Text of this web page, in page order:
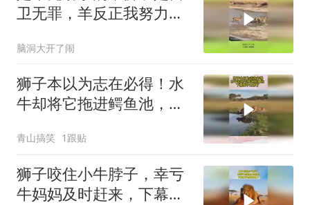
卫无罪，羊反正我努力过
脑洞大开了闹
狮子本以为志在必得！水
牛却将它拖进鳄鱼池，下
青山搞笑 1跟贴
狮子咬住小牛脖子，幸亏
牛妈妈及时赶来，下幕狮